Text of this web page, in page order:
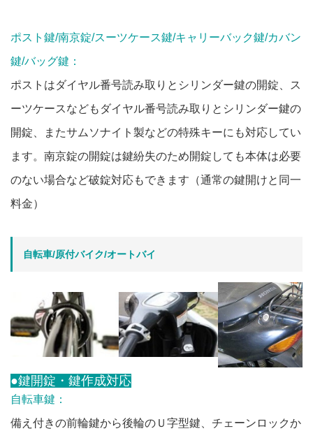
ポスト鍵/南京錠/スーツケース鍵/キャリーバック鍵/カバン
鍵/バッグ鍵：
ポストはダイヤル番号読み取りとシリンダー鍵の開錠、ス
ーツケースなどもダイヤル番号読み取りとシリンダー鍵の
開錠、またサムソナイト製などの特殊キーにも対応してい
ます。南京錠の開錠は鍵紛失のため開錠しても本体は必要
のない場合など破錠対応もできます（通常の鍵開けと同一
料金）
自転車/原付バイク/オートバイ
●鍵開錠・鍵作成対応
自転車鍵：
備え付きの前輪鍵から後輪のＵ字型鍵、チェーンロックか